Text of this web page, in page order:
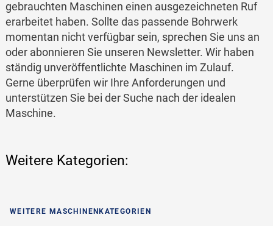
gebrauchten Maschinen einen ausgezeichneten Ruf
erarbeitet haben. Sollte das passende Bohrwerk
momentan nicht verfügbar sein, sprechen Sie uns an
oder abonnieren Sie unseren Newsletter. Wir haben
ständig unveröffentlichte Maschinen im Zulauf.
Gerne überprüfen wir Ihre Anforderungen und
unterstützen Sie bei der Suche nach der idealen
Maschine.
Weitere Kategorien:
WEITERE MASCHINENKATEGORIEN